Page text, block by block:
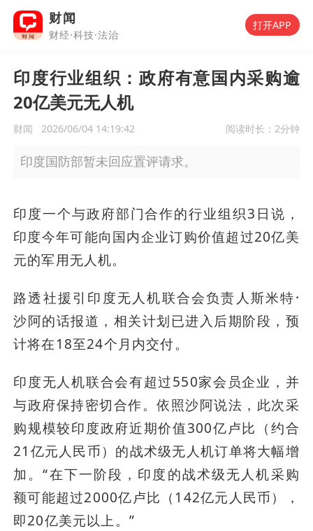
财闻
财经·科技·法治
打开APP
印度行业组织：政府有意国内采购逾
20亿美元无人机
财闻 2026/06/04 14:19:42 阅读时长： 2分钟
印度国防部暂未回应置评请求。
印度一个与政府部门合作的行业组织3日说，
印度今年可能向国内企业订购价值超过20亿美
元的军用无人机。
路透社援引印度无人机联合会负责人斯米特·
沙阿的话报道，相关计划已进入后期阶段，预
计将在18至24个月内交付。
印度无人机联合会有超过550家会员企业，并
与政府保持密切合作。依照沙阿说法，此次采
购规模较印度政府近期价值300亿卢比（约合
21亿元人民币）的战术级无人机订单将大幅增
加。“在下一阶段，印度的战术级无人机采购
额可能超过2000亿卢比（142亿元人民币），
即20亿美元以上。”